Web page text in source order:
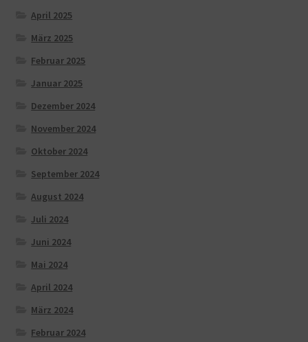
April 2025
März 2025
Februar 2025
Januar 2025
Dezember 2024
November 2024
Oktober 2024
September 2024
August 2024
Juli 2024
Juni 2024
Mai 2024
April 2024
März 2024
Februar 2024